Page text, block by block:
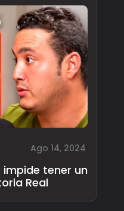
Ago 14, 2024
impide tener un
Real